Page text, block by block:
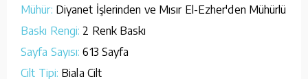
Mühür: Diyanet İşlerinden ve Mısır El-Ezher'den Mühürlü
Baskı Rengi: 2 Renk Baskı
Sayfa Sayısı: 613 Sayfa
Cilt Tipi: Biala Cilt